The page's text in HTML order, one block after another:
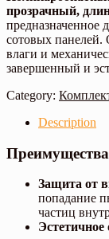
прозрачный,
предназначенное
сотовых панелей.
влаги и
завершенный и
Category:
Description
Защита от
попадание
частиц